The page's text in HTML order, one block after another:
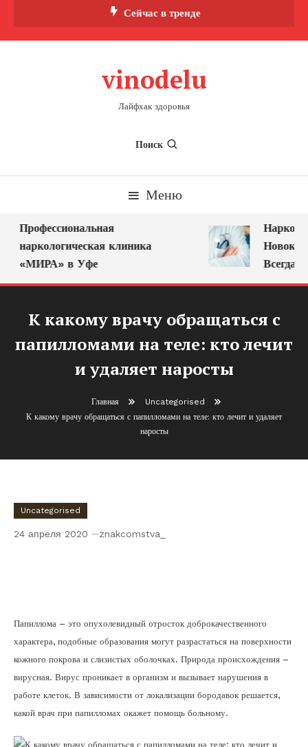
Сейчас в тренде
vinodelu
Лайфхак здоровья
Поиск
Меню
Профессиональная
наркологическая клиника
«МИРА» в Уфе
Всегда
К какому врачу обращаться с
папилломами на теле: кто лечит
и удаляет наросты
Главная
Uncategorised
К какому врачу обращаться с папилломами на теле: кто лечит и удаляет
наросты
Uncategorised
24 апреля 2020 znakcomstva_
Папиллома – это опухолевидный отросток доброкачественного
характера, подобные образования могут разрастаться на поверхности
кожного покрова и слизистых оболочках. Природа происхождения –
вирусная. Вирус проникает в организм и вызывает нарушения в
работе клеток. В зависимости от локализации бородавок решается,
какой врач при папилломах окажет помощь больному.